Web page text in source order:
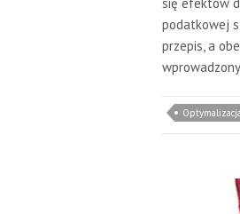
podatkowej
przepis, a